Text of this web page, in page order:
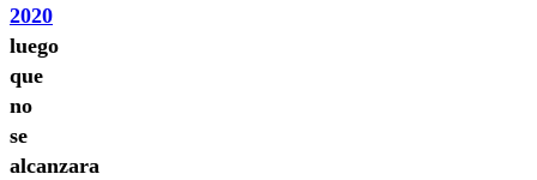
2020
luego
que
no
se
alcanzara